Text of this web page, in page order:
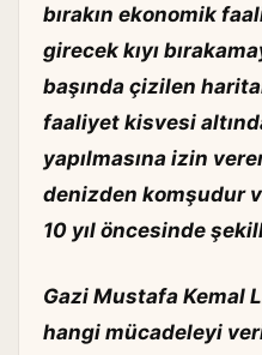
bırakın ekonomik
girecek kıyı
başında çizilen
faaliyet kisvesi
yapılmasına izin
denizden komşudur
10 yıl öncesinde
Gazi Mustafa Kemal
hangi mücadeleyi